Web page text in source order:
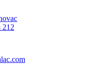
212